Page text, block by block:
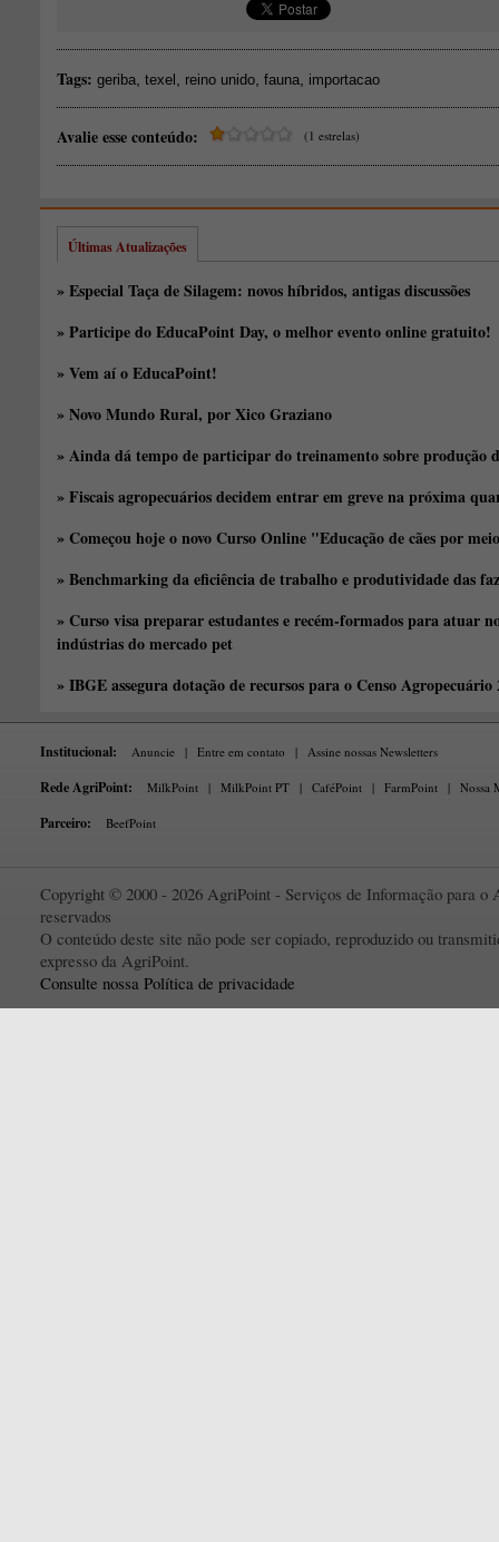
Tags: geriba texel reino unido fauna importacao
Avalie esse conteúdo: (1 estrelas)
Últimas Atualizações
» Especial Taça de Silagem: novos híbridos, antigas discussões
» Participe do EducaPoint Day, o melhor evento online gratuito!
» Vem aí o EducaPoint!
» Novo Mundo Rural, por Xico Graziano
» Ainda dá tempo de participar do treinamento sobre produção
» Fiscais agropecuários decidem entrar em greve na próxima
» Começou hoje o novo Curso Online "Educação de cães por
» Benchmarking da eficiência de trabalho e produtividade das
» Curso visa preparar estudantes e recém-formados para atuar
indústrias do mercado pet
» IBGE assegura dotação de recursos para o Censo Agropecuário
Institucional: Anuncie | Entre em contato | Assine nossas Newsletters
Rede AgriPoint: MilkPoint | MilkPoint PT | CaféPoint | FarmPoint | Nossa
Parceiro: BeefPoint
Copyright © 2000 - 2026 AgriPoint - Serviços de Informação para o
reservados
O conteúdo deste site não pode ser copiado, reproduzido ou
expresso da AgriPoint.
Consulte nossa Política de privacidade